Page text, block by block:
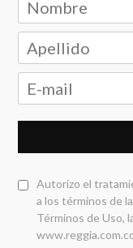
Autorizo el
a los términos de la
Términos de Uso,